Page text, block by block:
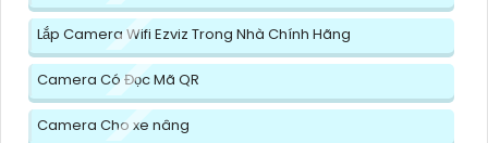
Lắp Camera Wifi Ezviz Trong Nhà Chính Hãng
Camera Có Đọc Mã QR
Camera Cho xe nâng